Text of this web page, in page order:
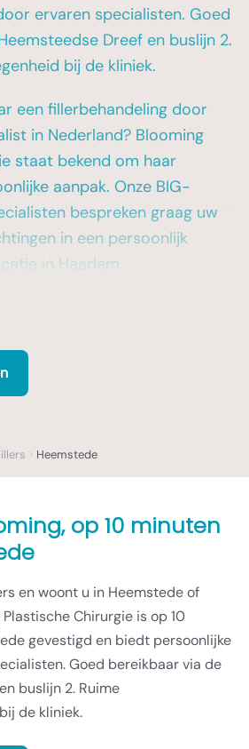
ervaren specialisten. Goed
Dreef en buslijn 2.
bij de kliniek.
een fillerbehandeling door
in Nederland? Blooming
staat bekend om haar
aanpak. Onze BIG-
bespreken graag uw
in een persoonlijk
in Haarlem.
Heemstede
op 10 minuten
en woont u in Heemstede of
Chirurgie is op 10
gevestigd en biedt persoonlijke
Goed bereikbaar via de
buslijn 2. Ruime
de kliniek.